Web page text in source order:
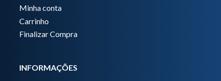
Minha conta
Carrinho
Finalizar Compra
INFORMAÇÕES